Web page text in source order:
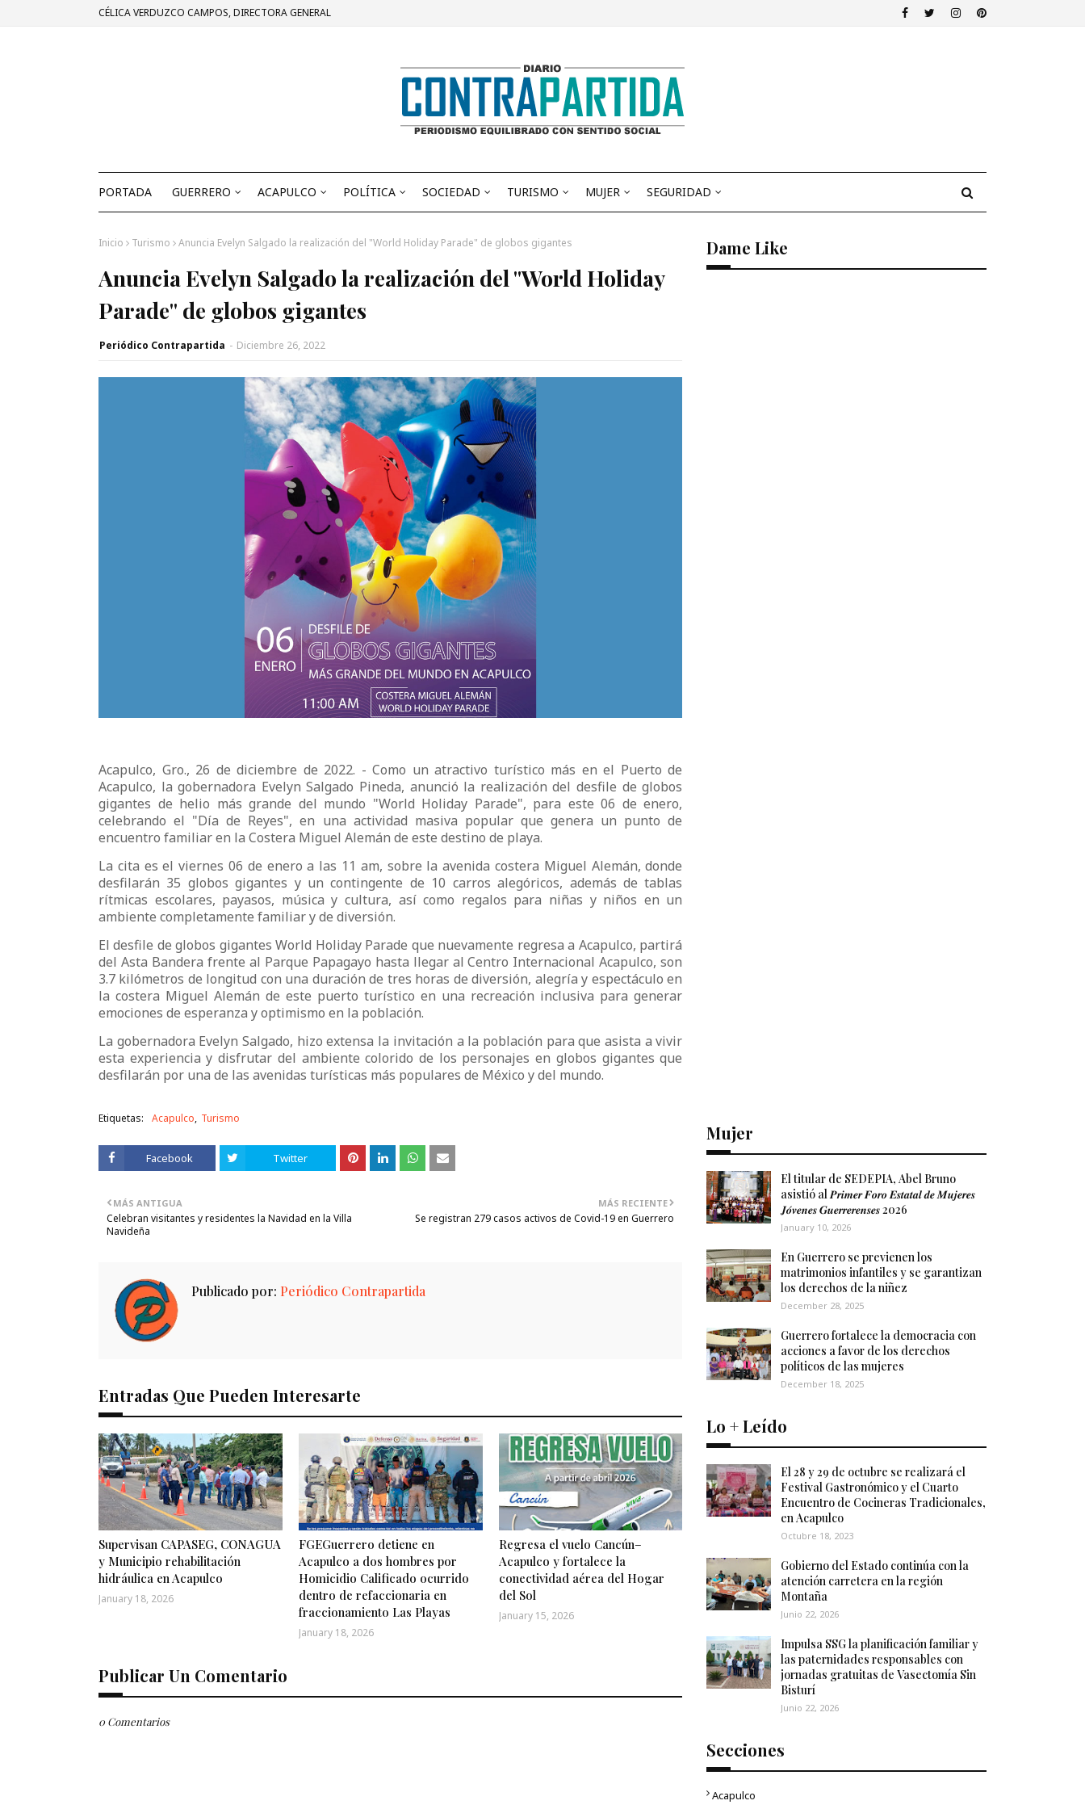
CÉLICA VERDUZCO CAMPOS, DIRECTORA GENERAL
PORTADA GUERRERO ACAPULCO POLÍTICA SOCIEDAD TURISMO MUJER SEGURIDAD
Inicio Turismo Anuncia Evelyn Salgado la realización del "World Holiday Parade" de globos gigantes
Anuncia Evelyn Salgado la realización del "World Holiday
Parade" de globos gigantes
Periódico Contrapartida - Diciembre 26, 2022
Acapulco, Gro., 26 de diciembre de 2022. - Como un atractivo turístico más en el Puerto de
Acapulco, la gobernadora Evelyn Salgado Pineda, anunció la realización del desfile de globos
gigantes de helio más grande del mundo "World Holiday Parade", para este 06 de enero,
celebrando el "Día de Reyes", en una actividad masiva popular que genera un punto de
encuentro familiar en la Costera Miguel Alemán de este destino de playa.
La cita es el viernes 06 de enero a las 11 am, sobre la avenida costera Miguel Alemán, donde
desfilarán 35 globos gigantes y un contingente de 10 carros alegóricos, además de tablas
rítmicas escolares, payasos, música y cultura, así como regalos para niñas y niños en un
ambiente completamente familiar y de diversión.
El desfile de globos gigantes World Holiday Parade que nuevamente regresa a Acapulco, partirá
del Asta Bandera frente al Parque Papagayo hasta llegar al Centro Internacional Acapulco, son
3.7 kilómetros de longitud con una duración de tres horas de diversión, alegría y espectáculo en
la costera Miguel Alemán de este puerto turístico en una recreación inclusiva para generar
emociones de esperanza y optimismo en la población.
La gobernadora Evelyn Salgado, hizo extensa la invitación a la población para que asista a vivir
esta experiencia y disfrutar del ambiente colorido de los personajes en globos gigantes que
desfilarán por una de las avenidas turísticas más populares de México y del mundo.
Etiquetas: Acapulco Turismo
Facebook Twitter
MÁS RECIENTE
Se registran 279 casos activos de Covid-19 en Guerrero
MÁS ANTIGUA
Celebran visitantes y residentes la Navidad en la Villa
Navideña
Publicado por: Periódico Contrapartida
Entradas Que Pueden Interesarte
Supervisan CAPASEG, CONAGUA
y Municipio rehabilitación
hidráulica en Acapulco
January 18, 2026
FGEGuerrero detiene en
Acapulco a dos hombres por
Homicidio Calificado ocurrido
dentro de refaccionaria en
fraccionamiento Las Playas
January 18, 2026
Regresa el vuelo Cancún–
Acapulco y fortalece la
conectividad aérea del Hogar
del Sol
January 15, 2026
Publicar Un Comentario
0 Comentarios
Dame Like
Mujer
El titular de SEDEPIA, Abel Bruno
asistió al 𝑷𝒓𝒊𝒎𝒆𝒓 𝑭𝒐𝒓𝒐 𝑬𝒔𝒕𝒂𝒕𝒂𝒍 𝒅𝒆 𝑴𝒖𝒋𝒆𝒓𝒆𝒔
𝑱𝒐́𝒗𝒆𝒏𝒆𝒔 𝑮𝒖𝒆𝒓𝒓𝒆𝒓𝒆𝒏𝒔𝒆𝒔 2026
January 10, 2026
En Guerrero se previenen los
matrimonios infantiles y se garantizan
los derechos de la niñez
December 28, 2025
Guerrero fortalece la democracia con
acciones a favor de los derechos
políticos de las mujeres
December 18, 2025
Lo + Leído
El 28 y 29 de octubre se realizará el
Festival Gastronómico y el Cuarto
Encuentro de Cocineras Tradicionales,
en Acapulco
Octubre 18, 2023
Gobierno del Estado continúa con la
atención carretera en la región
Montaña
Junio 22, 2026
Impulsa SSG la planificación familiar y
las paternidades responsables con
jornadas gratuitas de Vasectomía Sin
Bisturí
Junio 22, 2026
Secciones
Acapulco